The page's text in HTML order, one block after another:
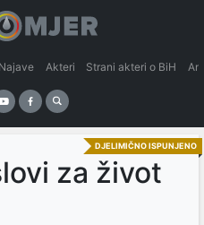
Najave Akteri Strani akteri o BiH
DJELIMIČNO ISPUNJENO
za život